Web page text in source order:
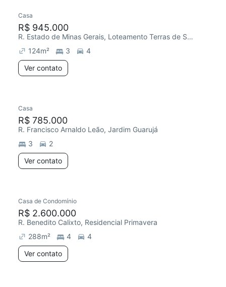
Casa
R$ 945.000
R. Estado de Minas Gerais, Loteamento Terras de São Pedro e São Paulo
124m² 3
4
Ver contato
Casa
R$ 785.000
R. Francisco Arnaldo Leão, Jardim Guarujá
3
2
Ver contato
Casa de Condomínio
R$ 2.600.000
R. Benedito Calixto, Residencial Primavera
288m² 4
4
Ver contato